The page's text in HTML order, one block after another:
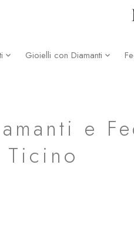
Gioielli con Diamanti
e
Ticino